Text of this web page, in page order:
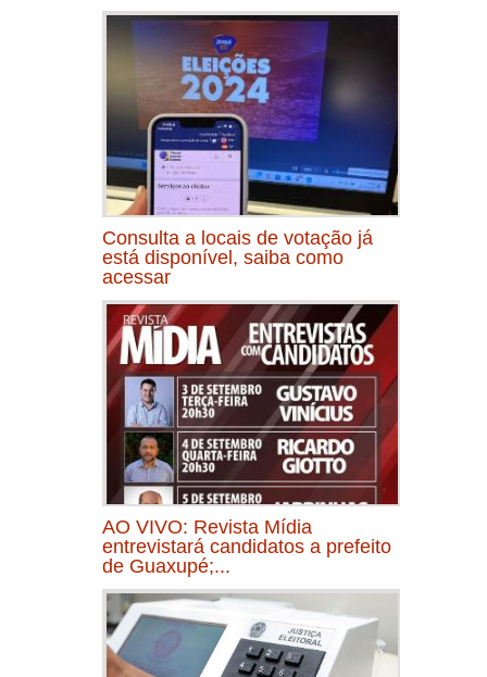
Consulta a locais de votação já
está disponível, saiba como
acessar
AO VIVO: Revista Mídia
entrevistará candidatos a prefeito
de Guaxupé;...